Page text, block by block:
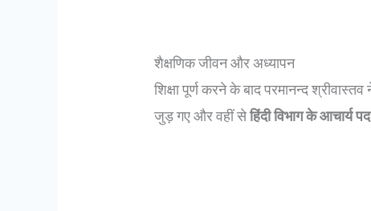
शैक्षणिक जीवन और अध्यापन
शिक्षा पूर्ण करने के बाद परमानन्द
जुड़ गए और वहीं सेहिंदी विभाग के आचार्य पद